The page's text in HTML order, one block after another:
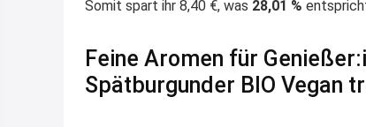
Somit spart ihr 8,40 €, was 28,01 %
Feine Aromen für
Spätburgunder BIO Vegan